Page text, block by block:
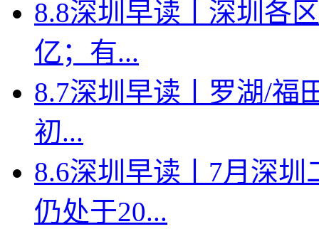
8.8深圳早读丨深圳各
亿；有...
8.7深圳早读丨罗湖/福
初...
8.6深圳早读丨7月深
仍处于20...